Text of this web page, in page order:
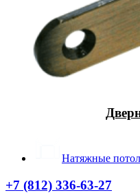
Натяжные
+7 (812) 336-63-27